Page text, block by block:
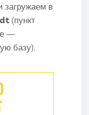
загружаем в
(пункт
—
базу).